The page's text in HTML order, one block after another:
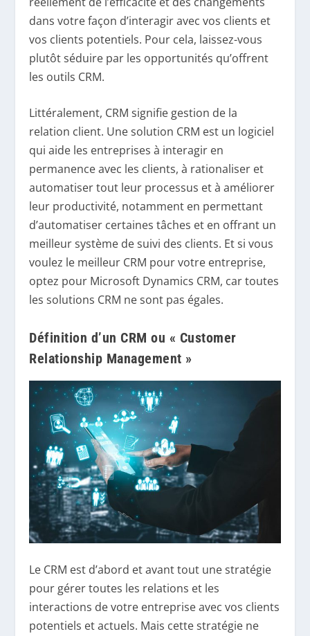
dans votre façon d’interagir avec vos clients et
vos clients potentiels. Pour cela, laissez-vous
plutôt séduire par les opportunités qu’offrent
les outils CRM.
Littéralement, CRM signifie gestion de la
relation client. Une solution CRM est un logiciel
qui aide les entreprises à interagir en
permanence avec les clients, à rationaliser et
automatiser tout leur processus et à améliorer
leur productivité, notamment en permettant
d’automatiser certaines tâches et en offrant un
meilleur système de suivi des clients. Et si vous
voulez le meilleur CRM pour votre entreprise,
optez pour Microsoft Dynamics CRM, car toutes
les solutions CRM ne sont pas égales.
Définition d’un CRM ou « Customer
Relationship Management »
Le CRM est d’abord et avant tout une stratégie
pour gérer toutes les relations et les
interactions de votre entreprise avec vos clients
potentiels et actuels. Mais cette stratégie ne